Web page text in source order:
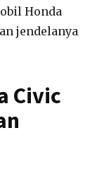
Honda
jendelanya
Civic